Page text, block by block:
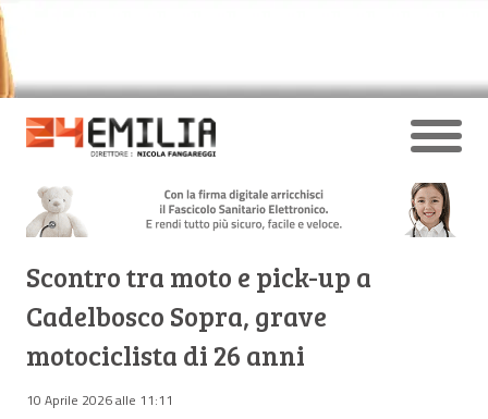
Scontro tra moto e pick-up a
Cadelbosco Sopra, grave
motociclista di 26 anni
10 Aprile 2026 alle 11:11